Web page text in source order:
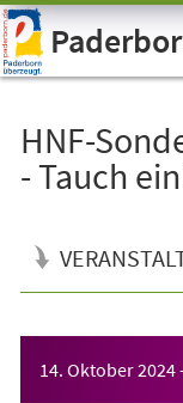
Visuelle
Assistenzsoftware
öffnen.
HNF-
- Tauch
14. Oktober 2024